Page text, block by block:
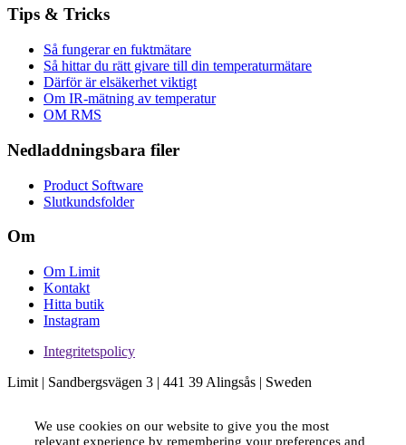
Tips & Tricks
Så fungerar en fuktmätare
Så hittar du rätt givare till din temperaturmätare
Därför är elsäkerhet viktigt
Om IR-mätning av temperatur
OM RMS
Nedladdningsbara filer
Product Software
Slutkundsfolder
Om
Om Limit
Kontakt
Hitta butik
Instagram
Integritetspolicy
Limit | Sandbergsvägen 3 | 441 39 Alingsås | Sweden
We use cookies on our website to give you the most
relevant experience by remembering your preferences and